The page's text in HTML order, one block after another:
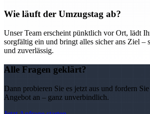
Wie läuft der Umzugstag ab?
Unser Team erscheint pünktlich vor Ort, lädt
sorgfältig ein und bringt alles sicher ans Ziel –
und zuverlässig.
Alle Fragen geklärt?
Dann probieren Sie es jetzt aus und fordern
Angebot an – ganz unverbindlich.